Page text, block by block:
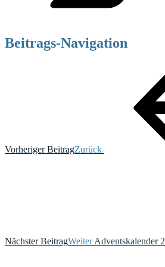
Beitrags-Navigation
Vorheriger BeitragZurück
Nächster BeitragWeiter Adventskalender